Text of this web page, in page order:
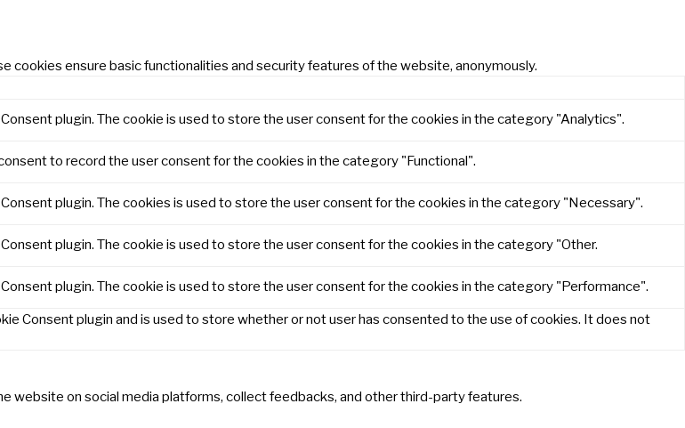
ensure basic functionalities and security features of the website, anonymously.
plugin. The cookie is used to store the user consent for the cookies in the category "Analytics".
to record the user consent for the cookies in the category "Functional".
plugin. The cookies is used to store the user consent for the cookies in the category "Necessary".
plugin. The cookie is used to store the user consent for the cookies in the category "Other.
plugin. The cookie is used to store the user consent for the cookies in the category "Performance".
Consent plugin and is used to store whether or not user has consented to the use of cookies. It does not
website on social media platforms, collect feedbacks, and other third-party features.